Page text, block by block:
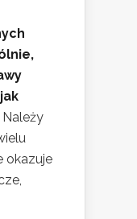
Należy
okazuje